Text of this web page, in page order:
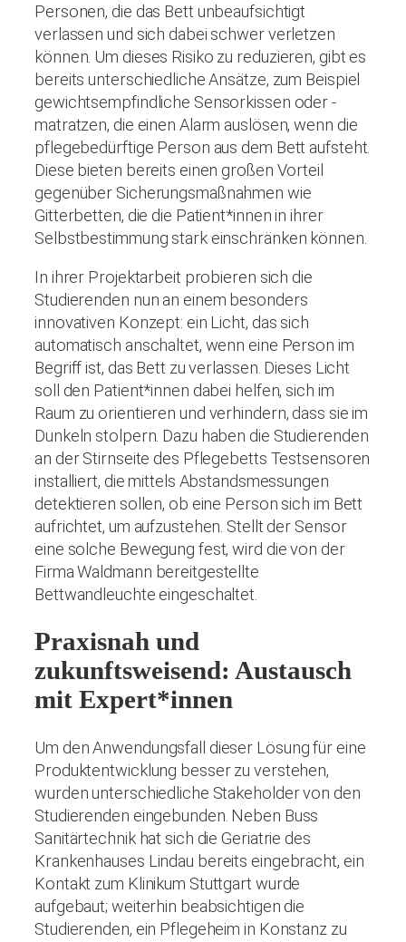
Personen, die das Bett unbeaufsichtigt
verlassen und sich dabei schwer verletzen
können. Um dieses Risiko zu reduzieren, gibt es
bereits unterschiedliche Ansätze, zum Beispiel
gewichtsempfindliche Sensorkissen oder -
matratzen, die einen Alarm auslösen, wenn die
pflegebedürftige Person aus dem Bett aufsteht.
Diese bieten bereits einen großen Vorteil
gegenüber Sicherungsmaßnahmen wie
Gitterbetten, die die Patient*innen in ihrer
Selbstbestimmung stark einschränken können.
In ihrer Projektarbeit probieren sich die
Studierenden nun an einem besonders
innovativen Konzept: ein Licht, das sich
automatisch anschaltet, wenn eine Person im
Begriff ist, das Bett zu verlassen. Dieses Licht
soll den Patient*innen dabei helfen, sich im
Raum zu orientieren und verhindern, dass sie im
Dunkeln stolpern. Dazu haben die Studierenden
an der Stirnseite des Pflegebetts Testsensoren
installiert, die mittels Abstandsmessungen
detektieren sollen, ob eine Person sich im Bett
aufrichtet, um aufzustehen. Stellt der Sensor
eine solche Bewegung fest, wird die von der
Firma Waldmann bereitgestellte
Bettwandleuchte eingeschaltet.
Praxisnah und
zukunftsweisend: Austausch
mit Expert*innen
Um den Anwendungsfall dieser Lösung für eine
Produktentwicklung besser zu verstehen,
wurden unterschiedliche Stakeholder von den
Studierenden eingebunden. Neben Buss
Sanitärtechnik hat sich die Geriatrie des
Krankenhauses Lindau bereits eingebracht, ein
Kontakt zum Klinikum Stuttgart wurde
aufgebaut; weiterhin beabsichtigen die
Studierenden, ein Pflegeheim in Konstanz zu